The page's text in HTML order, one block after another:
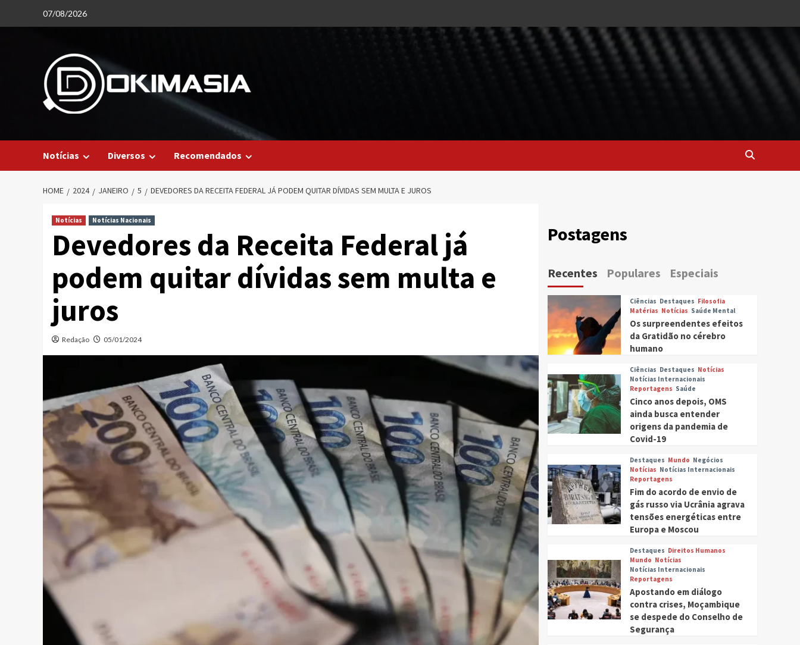
07/08/2026
Notícias Diversos Recomendados
HOME 2024 JANEIRO 5 DEVEDORES DA RECEITA FEDERAL JÁ PODEM QUITAR DÍVIDAS SEM MULTA E JUROS
Notícias Notícias Nacionais
Devedores da Receita Federal já
podem quitar dívidas sem multa e
juros
Redação 05/01/2024
Postagens
Recentes Populares Especiais
Ciências Destaques Filosofia
Matérias Notícias Saúde Mental
Os surpreendentes efeitos
da Gratidão no cérebro
humano
Ciências Destaques Notícias
Notícias Internacionais
Reportagens Saúde
Cinco anos depois, OMS
ainda busca entender
origens da pandemia de
Covid-19
Destaques Mundo Negócios
Notícias Notícias Internacionais
Reportagens
Fim do acordo de envio de
gás russo via Ucrânia agrava
tensões energéticas entre
Europa e Moscou
Destaques Direitos Humanos
Mundo Notícias
Notícias Internacionais
Reportagens
Apostando em diálogo
contra crises, Moçambique
se despede do Conselho de
Segurança